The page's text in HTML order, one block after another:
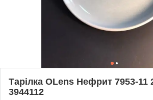
Тарілка OLens Нефрит 7953-11
3944112